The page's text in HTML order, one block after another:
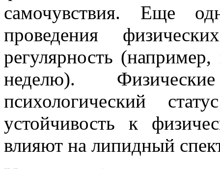
самочувствия. Еще
проведения
регулярность
неделю).
психологический
устойчивость к
влияют на липидный